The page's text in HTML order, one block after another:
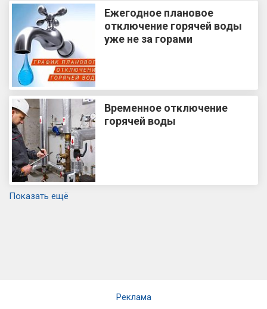
Ежегодное плановое
отключение горячей воды
уже не за горами
Временное отключение
горячей воды
Показать ещё
Реклама